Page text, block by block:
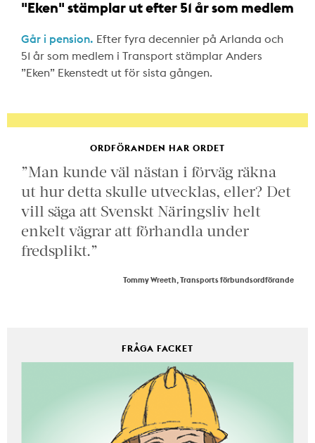
"Eken" stämplar ut efter 51 år som medlem
Går i pension. Efter fyra decennier på Arlanda och
51 år som medlem i Transport stämplar Anders
”Eken” Ekenstedt ut för sista gången.
ORDFÖRANDEN HAR ORDET
”Man kunde väl nästan i förväg räkna
ut hur detta skulle utvecklas, eller? Det
vill säga att Svenskt Näringsliv helt
enkelt vägrar att förhandla under
fredsplikt.”
Tommy Wreeth, Transports förbundsordförande
FRÅGA FACKET